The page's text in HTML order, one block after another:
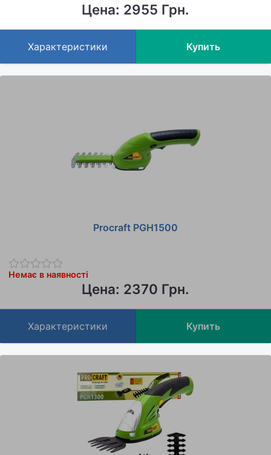
Цена: 2955 Грн.
Характеристики Купить
Procraft PGH1500
Цена: 2370 Грн.
Немає в наявності
Характеристики Купить